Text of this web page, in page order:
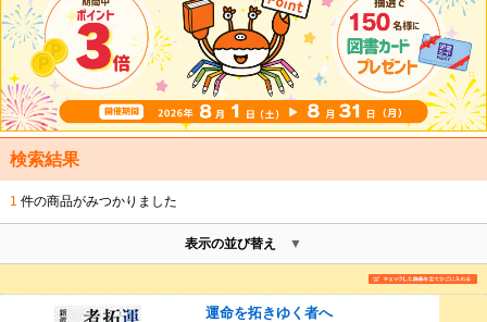
検索結果
1 件の商品がみつかりました
表示の並び替え
運命を拓きゆく者へ